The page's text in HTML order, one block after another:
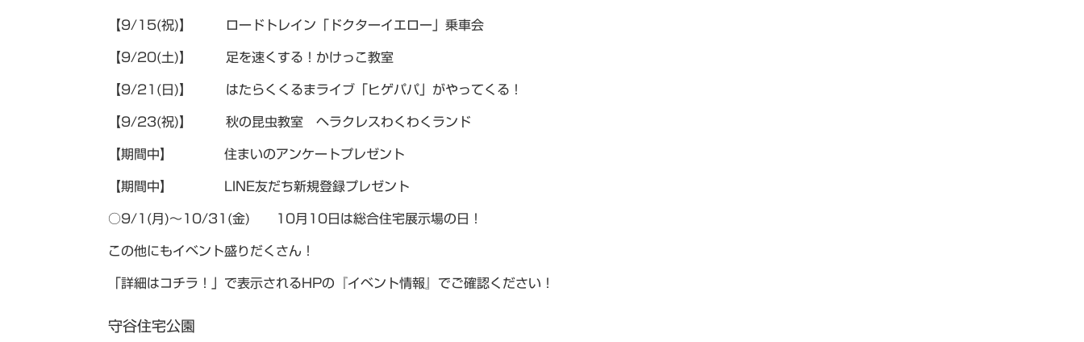
【9/15(祝)】 ロードトレイン「ドクターイエロー」乗車会
【9/20(土)】 足を速くする！かけっこ教室
【9/21(日)】 はたらくくるまライブ「ヒゲパパ」がやってくる！
【9/23(祝)】 秋の昆虫教室 ヘラクレスわくわくランド
【期間中】 住まいのアンケートプレゼント
【期間中】 LINE友だち新規登録プレゼント
○9/1(月)～10/31(金) 10月10日は総合住宅展示場の日！
この他にもイベント盛りだくさん！
「詳細はコチラ！」で表示されるHPの『イベント情報』でご確認ください！
守谷住宅公園